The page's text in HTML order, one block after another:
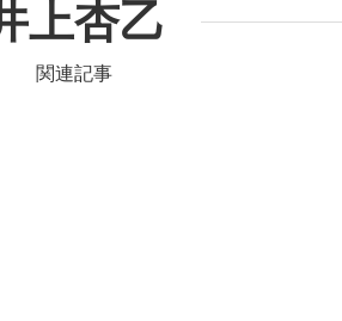
上杏乙
関連記事